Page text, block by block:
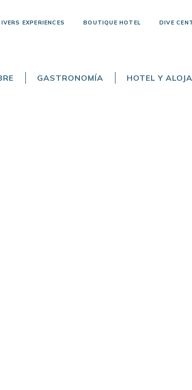
EXPERIENCES BOUTIQUE HOTEL DIVE
GASTRONOMÍA HOTEL Y